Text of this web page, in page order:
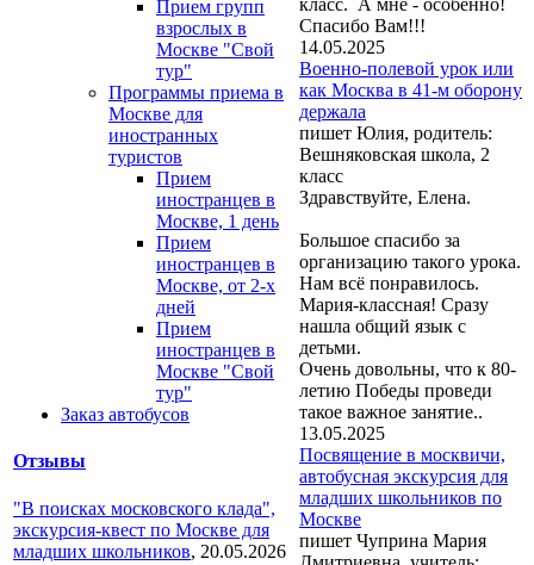
Прием групп
взрослых в
Москве "Свой
тур"
Программы приема в
Москве для
иностранных
туристов
Прием
иностранцев в
Москве, 1 день
Прием
иностранцев в
Москве, от 2-х
дней
Прием
иностранцев в
Москве "Свой
тур"
Заказ автобусов
Отзывы
"В поисках московского клада",
экскурсия-квест по Москве для
младших школьников, 20.05.2026
Спасибо Вам!!!
14.05.2025
Военно-полевой урок или
как Москва в 41-м оборону
держала
пишет Юлия, родитель:
Вешняковская школа, 2
класс
Здравствуйте, Елена.
Большое спасибо за
организацию такого урока.
Нам всё понравилось.
Мария-классная! Сразу
нашла общий язык с
детьми.
Очень довольны, что к 80-
летию Победы проведи
такое важное занятие..
13.05.2025
Посвящение в москвичи,
автобусная экскурсия для
младших школьников по
Москве
пишет Чуприна Мария